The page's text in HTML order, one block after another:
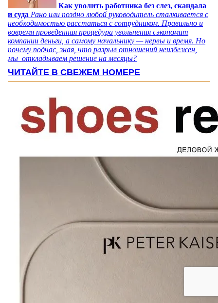
Как уволить работника без слез, скандала
и суда Рано или поздно любой руководитель сталкивается с
необходимостью расстаться с сотрудником. Правильно и
вовремя проведенная процедура увольнения сэкономит
компании деньги, а самому начальнику — нервы и время. Но
почему подчас, зная, что разрыв отношений неизбежен,
мы откладываем решение на месяцы?
ЧИТАЙТЕ В СВЕЖЕМ НОМЕРЕ